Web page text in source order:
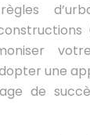
une
de